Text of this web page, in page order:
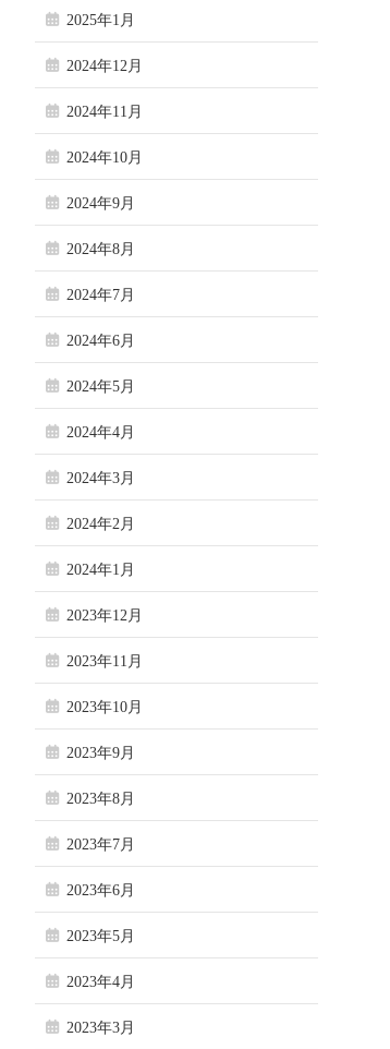
2025年1月
2024年12月
2024年11月
2024年10月
2024年9月
2024年8月
2024年7月
2024年6月
2024年5月
2024年4月
2024年3月
2024年2月
2024年1月
2023年12月
2023年11月
2023年10月
2023年9月
2023年8月
2023年7月
2023年6月
2023年5月
2023年4月
2023年3月